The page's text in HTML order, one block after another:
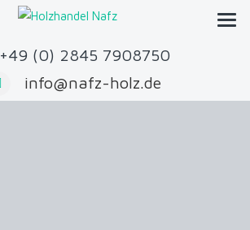
+49 (0) 2845 7908750
info@nafz-holz.de